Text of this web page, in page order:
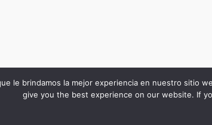
le brindamos la mejor experiencia en nuestro sitio
give you the best experience on our website. If